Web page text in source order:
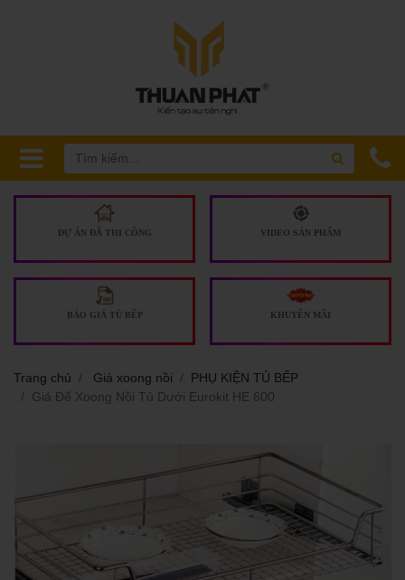
DỰ ÁN ĐÃ THI CÔNG VIDEO SẢN PHẨM
BÁO GIÁ TỦ BẾP KHUYẾN MÃI
Trang chủ Giá xoong nồi
PHỤ KIỆN TỦ BẾP
Giá Để Xoong Nồi Tủ Dưới Eurokit HE 600